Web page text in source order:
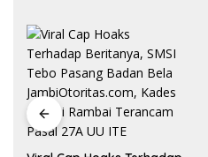
Pesan Keras untuk